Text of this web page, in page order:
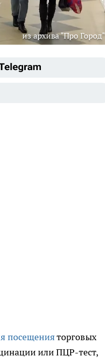
из архива "Про Город"
посещенияторговых
или ПЦР-тест,